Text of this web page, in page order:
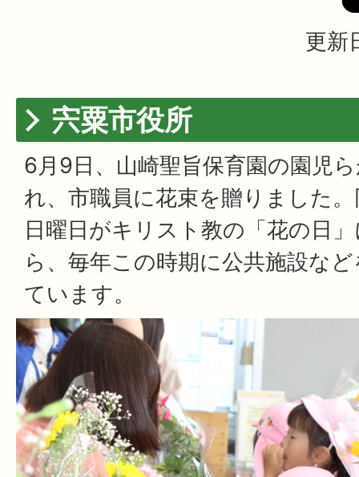
更新
宍粟市役所
6月9日、山崎聖旨保育園の園児
れ、市職員に花束を贈りました
日曜日がキリスト教の「花の日
ら、毎年この時期に公共施設な
ています。